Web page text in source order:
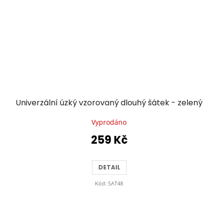
Univerzální úzký vzorovaný dlouhý šátek - zelený
Vyprodáno
259 Kč
DETAIL
Kód: SAT48